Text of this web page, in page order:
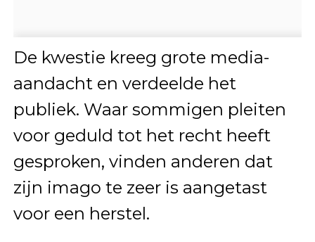
De kwestie kreeg grote media-
aandacht en verdeelde het
publiek. Waar sommigen pleiten
voor geduld tot het recht heeft
gesproken, vinden anderen dat
zijn imago te zeer is aangetast
voor een herstel.